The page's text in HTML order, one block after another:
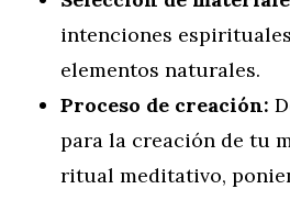
intenciones
elementos naturales.
Proceso de creación:
para la creación de tu
ritual meditativo,